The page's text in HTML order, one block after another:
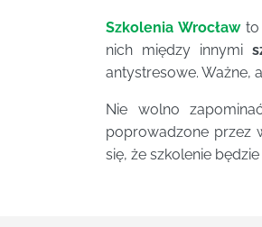
Szkolenia Wrocławto
nich między innymi
antystresowe. Ważne,
Nie wolno
poprowadzone przez
się, że szkolenie